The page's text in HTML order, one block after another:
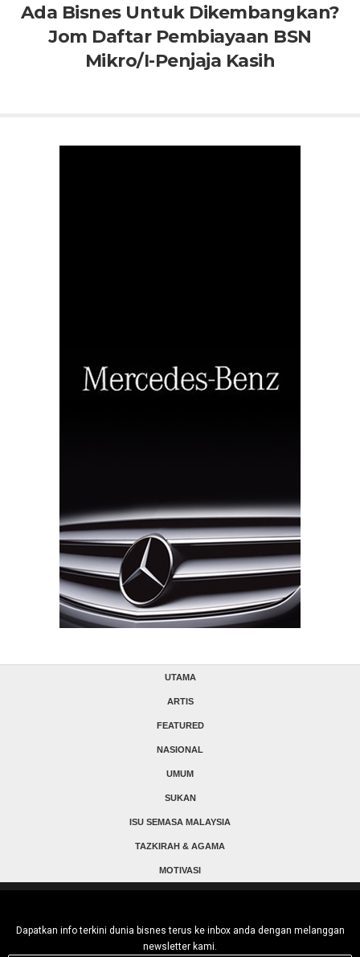
Ada Bisnes Untuk Dikembangkan?
Jom Daftar Pembiayaan BSN
Mikro/I-Penjaja Kasih
UTAMA
ARTIS
FEATURED
NASIONAL
UMUM
SUKAN
ISU SEMASA MALAYSIA
TAZKIRAH & AGAMA
MOTIVASI
Dapatkan info terkini dunia bisnes terus ke inbox anda dengan melanggan
newsletter kami.